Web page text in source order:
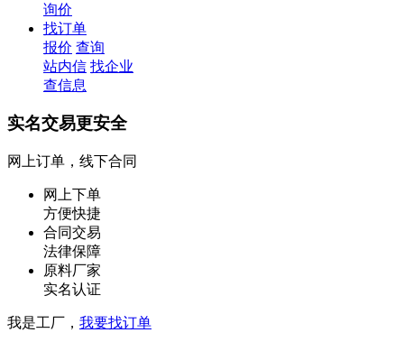
询价
找订单
报价 查询
站内信 找企业
查信息
实名交易更安全
网上订单，线下合同
网上下单
方便快捷
合同交易
法律保障
原料厂家
实名认证
我是工厂， 我要找订单